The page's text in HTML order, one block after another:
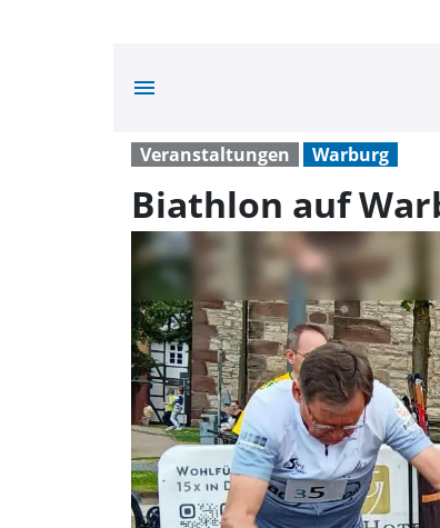
menu
Veranstaltungen Warburg
Biathlon auf